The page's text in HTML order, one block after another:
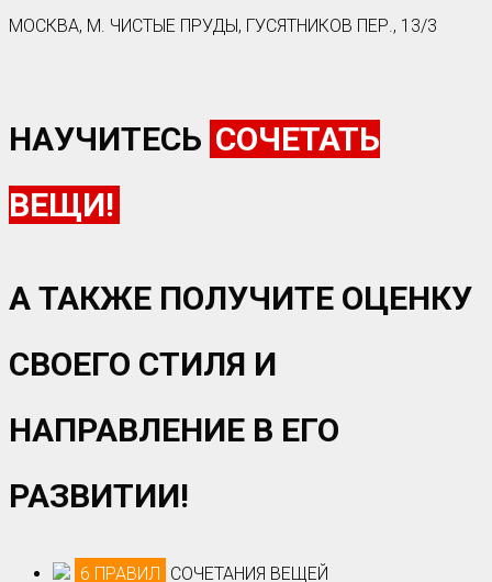
МОСКВА, М. ЧИСТЫЕ ПРУДЫ, ГУСЯТНИКОВ ПЕР., 13/3
НАУЧИТЕСЬ СОЧЕТАТЬ
ВЕЩИ!
А ТАКЖЕ ПОЛУЧИТЕ ОЦЕНКУ
СВОЕГО СТИЛЯ И
НАПРАВЛЕНИЕ В ЕГО
РАЗВИТИИ!
6 ПРАВИЛ СОЧЕТАНИЯ ВЕЩЕЙ